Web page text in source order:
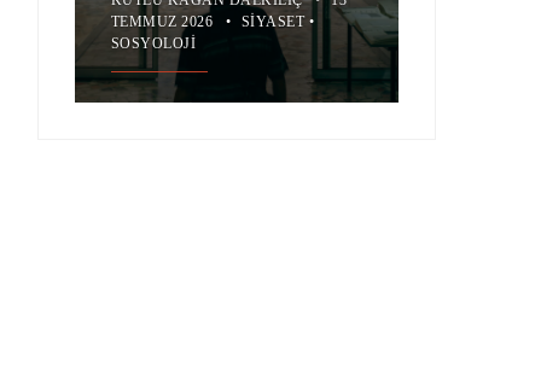
TEMMUZ 2026
• SIYASET•
SOSYOLOJI